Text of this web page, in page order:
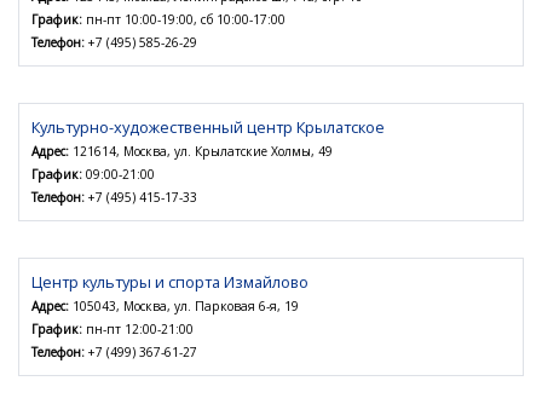
График: пн-пт 10:00-19:00, сб 10:00-17:00
Телефон: +7 (495) 585-26-29
Культурно-художественный центр Крылатское
Адрес: 121614, Москва, ул. Крылатские Холмы, 49
График: 09:00-21:00
Телефон: +7 (495) 415-17-33
Центр культуры и спорта Измайлово
Адрес: 105043, Москва, ул. Парковая 6-я, 19
График: пн-пт 12:00-21:00
Телефон: +7 (499) 367-61-27